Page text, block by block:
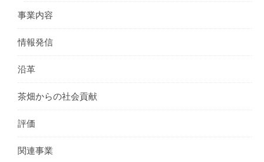
事業内容
情報発信
沿革
茶畑からの社会貢献
評価
関連事業